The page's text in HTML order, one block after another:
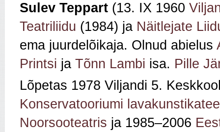
Sulev Teppart (13. IX 1960
Teatriliidu (1984) ja Näitlejate
ema juurdelõikaja. Olnud abielus
Printsi ja Tõnn Lambi isa. Pille
Lõpetas 1978 Viljandi 5.
Konservatooriumi
Noorsooteatris ja 1985–2006